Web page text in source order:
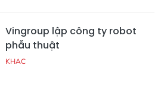
Vingroup lập công ty robot
phẫu thuật
KHAC